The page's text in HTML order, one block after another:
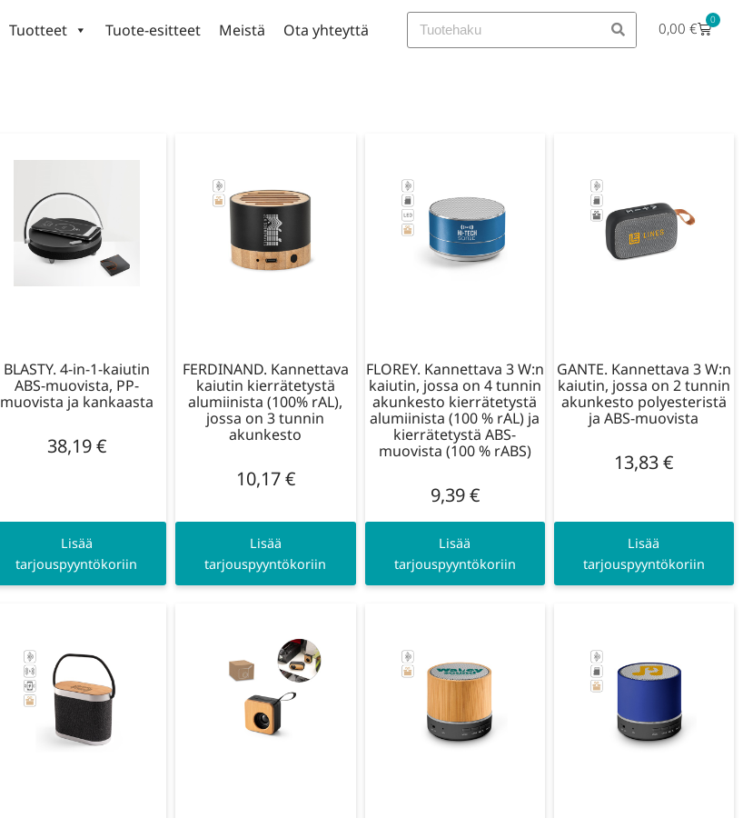
Tuotteet Tuote-esitteet Meistä Ota yhteyttä 0,00€ 0
BLASTY. 4-in-1-kaiutin
ABS-muovista, PP-
muovista ja kankaasta
38,19€
Lisää
tarjouspyyntökoriin
FERDINAND. Kannettava
kaiutin kierrätetystä
alumiinista (100% rAL),
jossa on 3 tunnin
akunkesto
10,17€
Lisää
tarjouspyyntökoriin
FLOREY. Kannettava 3 W:n
kaiutin, jossa on 4 tunnin
akunkesto kierrätetystä
alumiinista (100 % rAL) ja
kierrätetystä ABS-
muovista (100 % rABS)
9,39€
Lisää
tarjouspyyntökoriin
GANTE. Kannettava 3 W:n
kaiutin, jossa on 2 tunnin
akunkesto polyesteristä
ja ABS-muovista
13,83€
Lisää
tarjouspyyntökoriin